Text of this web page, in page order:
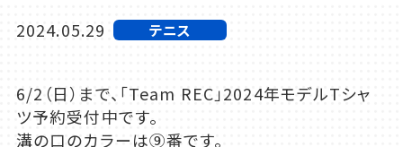
2024.05.29 テニス
6/2（日）まで、「Team REC」2024年モデルTシャ
ツ予約受付中です。
溝の口のカラーは⑨番です。